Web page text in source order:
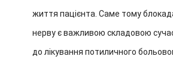
життя пацієнта. Саме тому
нерву є важливою складовою
до лікування потиличного